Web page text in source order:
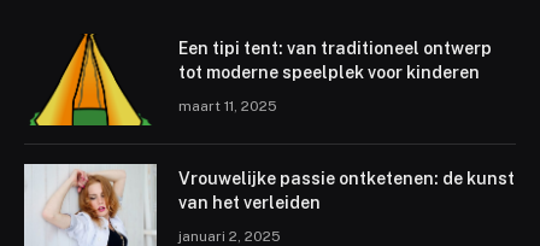
Een tipi tent: van traditioneel ontwerp
tot moderne speelplek voor kinderen
maart 11, 2025
Vrouwelijke passie ontketenen: de kunst
van het verleiden
januari 2, 2025